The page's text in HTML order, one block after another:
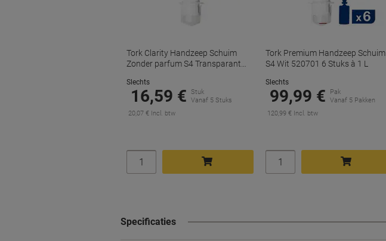
Tork Clarity Handzeep Schuim
Zonder parfum S4 Transparant
Slechts
16,59 €
Stuk
Vanaf 5 Stuks
20,07 € Incl. btw
Tork Premium Handzeep Schuim
S4 Wit 520701 6 Stuks à 1 L
Slechts
99,99 €
Pak
Vanaf 5 Pakken
120,99 € Incl. btw
Specificaties